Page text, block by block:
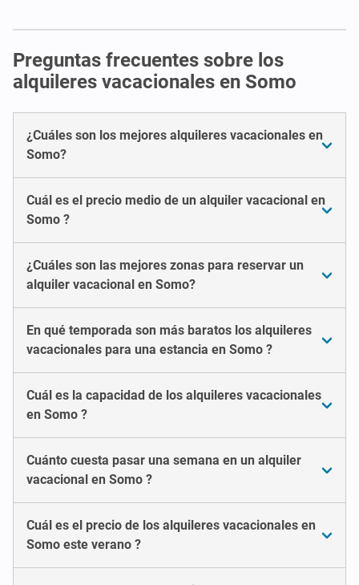
Preguntas frecuentes sobre los
alquileres vacacionales en Somo
¿Cuáles son los mejores alquileres vacacionales en
Somo?
Cuál es el precio medio de un alquiler vacacional en
Somo ?
¿Cuáles son las mejores zonas para reservar un
alquiler vacacional en Somo?
En qué temporada son más baratos los alquileres
vacacionales para una estancia en Somo ?
Cuál es la capacidad de los alquileres vacacionales
en Somo ?
Cuánto cuesta pasar una semana en un alquiler
vacacional en Somo ?
Cuál es el precio de los alquileres vacacionales en
Somo este verano ?